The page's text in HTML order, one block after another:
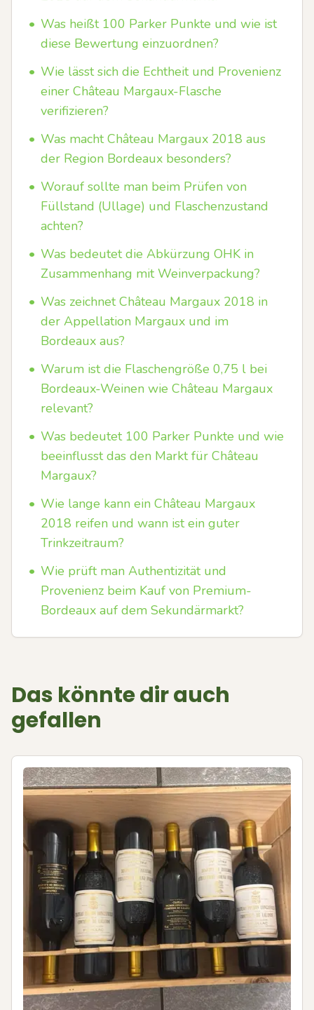
• Was heißt 100 Parker Punkte und wie ist
diese Bewertung einzuordnen?
• Wie lässt sich die Echtheit und Provenienz
einer Château Margaux-Flasche
verifizieren?
• Was macht Château Margaux 2018 aus
der Region Bordeaux besonders?
• Worauf sollte man beim Prüfen von
Füllstand (Ullage) und Flaschenzustand
achten?
• Was bedeutet die Abkürzung OHK in
Zusammenhang mit Weinverpackung?
• Was zeichnet Château Margaux 2018 in
der Appellation Margaux und im
Bordeaux aus?
• Warum ist die Flaschengröße 0,75 l bei
Bordeaux-Weinen wie Château Margaux
relevant?
• Was bedeutet 100 Parker Punkte und wie
beeinflusst das den Markt für Château
Margaux?
• Wie lange kann ein Château Margaux
2018 reifen und wann ist ein guter
Trinkzeitraum?
• Wie prüft man Authentizität und
Provenienz beim Kauf von Premium-
Bordeaux auf dem Sekundärmarkt?
Das könnte dir auch
gefallen